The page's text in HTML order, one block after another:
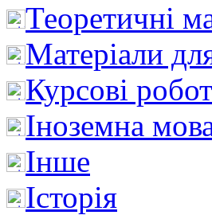
Теоретичні
Матеріали
Курсові
Іноземна
Інше
Історія